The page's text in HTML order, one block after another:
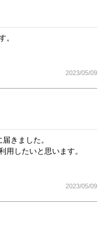
。
2023/05/09
きました。
用したいと思います。
2023/05/09